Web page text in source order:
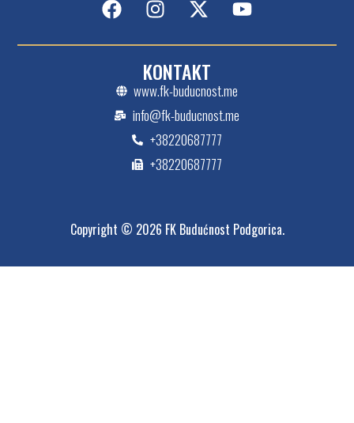
KONTAKT
www.fk-buducnost.me
info@fk-buducnost.me
+38220687777
+38220687777
Copyright © 2026 FK Budućnost Podgorica.